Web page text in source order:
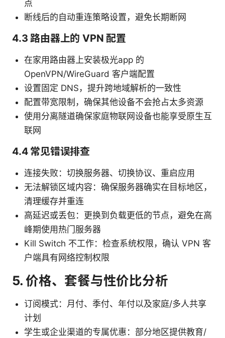
点
断线后的自动重连策略设置，避免长期断网
4.3 路由器上的 VPN 配置
在家用路由器上安装极光app 的
OpenVPN/WireGuard 客户端配置
设置固定 DNS，提升跨地域解析的一致性
配置带宽限制，确保其他设备不会抢占太多资源
使用分离隧道确保家庭物联网设备也能享受原生互
联网
4.4 常见错误排查
连接失败：切换服务器、切换协议、重启应用
无法解锁区域内容：确保服务器确实在目标地区，
清理缓存并重连
高延迟或丢包：更换到负载更低的节点，避免在高
峰期使用热门服务器
Kill Switch 不工作：检查系统权限，确认 VPN 客
户端具有网络控制权限
5. 价格、套餐与性价比分析
订阅模式：月付、季付、年付以及家庭/多人共享
计划
学生或企业渠道的专属优惠：部分地区提供教育/